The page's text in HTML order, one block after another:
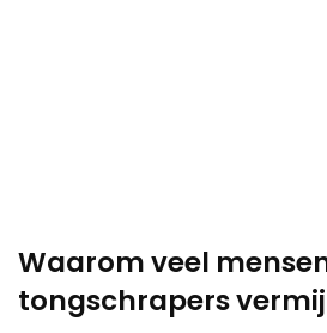
Waarom veel
tongschrapers